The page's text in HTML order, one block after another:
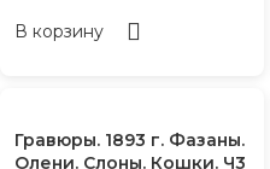
В корзину
Гравюры. 1893 г. Фазаны.
Олени. Слоны. Кошки. Ч3